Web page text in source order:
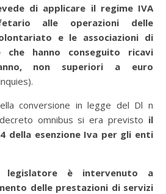
di applicare ilregime IVA
alle operazioni delle
e le associazioni di
che hanno conseguito ricavi
non superiori a euro
conversione in legge del Dl n
omnibus si era previsto il
della esenzione Iva per gli enti
legislatore è intervenuto a
delle prestazioni di servizi